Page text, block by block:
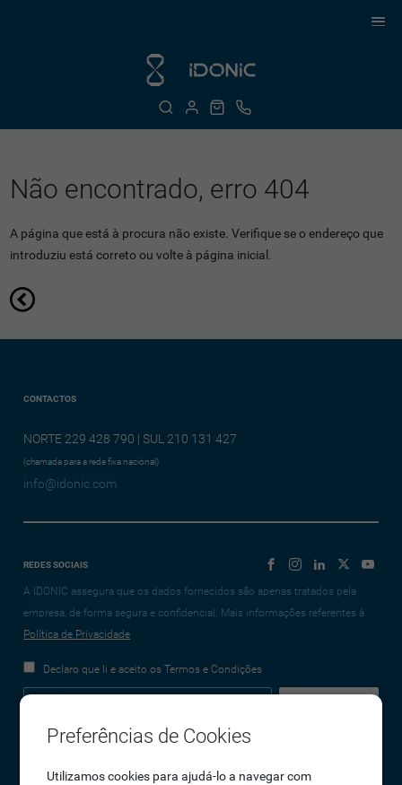
Não encontrado, erro 404
A página que está à procura não existe. Verifique se o endereço que
introduziu está correto ou volte à página inicial.
CONTACTOS
NORTE 229 428 790 | SUL 210 131 427
(chamada para a rede fixa nacional)
info@idonic.com
REDES SOCIAIS
A IDONIC assegura que os dados fornecidos são apenas tratados pela
empresa, de forma segura e confidencial. Mais informações referentes à
Política de Privacidade
Declaro que li e aceito os Termos e Condições
Empresa
Preferências de Cookies
Utilizamos cookies para ajudá-lo a navegar com